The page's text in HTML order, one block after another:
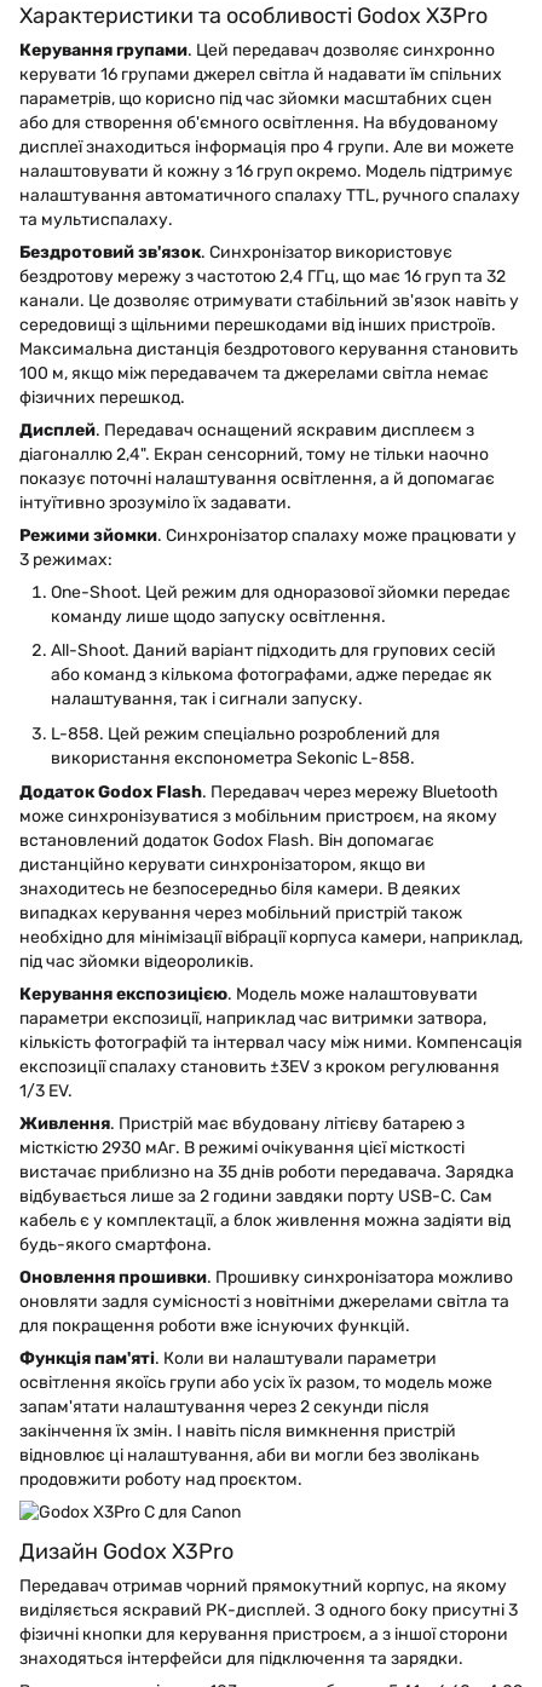
Характеристики та особливості Godox X3Pro
Керування групами. Цей передавач дозволяє синхронно
керувати 16 групами джерел світла й надавати їм спільних
параметрів, що корисно під час зйомки масштабних сцен
або для створення об'ємного освітлення. На вбудованому
дисплеї знаходиться інформація про 4 групи. Але ви можете
налаштовувати й кожну з 16 груп окремо. Модель підтримує
налаштування автоматичного спалаху TTL, ручного спалаху
та мультиспалаху.
Бездротовий зв'язок. Синхронізатор використовує
бездротову мережу з частотою 2,4 ГГц, що має 16 груп та 32
канали. Це дозволяє отримувати стабільний зв'язок навіть у
середовищі з щільними перешкодами від інших пристроїв.
Максимальна дистанція бездротового керування становить
100 м, якщо між передавачем та джерелами світла немає
фізичних перешкод.
Дисплей. Передавач оснащений яскравим дисплеєм з
діагоналлю 2,4". Екран сенсорний, тому не тільки наочно
показує поточні налаштування освітлення, а й допомагає
інтуїтивно зрозуміло їх задавати.
Режими зйомки. Синхронізатор спалаху може працювати у
3 режимах:
One-Shoot. Цей режим для одноразової зйомки передає
команду лише щодо запуску освітлення.
All-Shoot. Даний варіант підходить для групових сесій
або команд з кількома фотографами, адже передає як
налаштування, так і сигнали запуску.
L-858. Цей режим спеціально розроблений для
використання експонометра Sekonic L-858.
Додаток Godox Flash. Передавач через мережу Bluetooth
може синхронізуватися з мобільним пристроєм, на якому
встановлений додаток Godox Flash. Він допомагає
дистанційно керувати синхронізатором, якщо ви
знаходитесь не безпосередньо біля камери. В деяких
випадках керування через мобільний пристрій також
необхідно для мінімізації вібрації корпуса камери, наприклад,
під час зйомки відеороликів.
Керування експозицією. Модель може налаштовувати
параметри експозиції, наприклад час витримки затвора,
кількість фотографій та інтервал часу між ними. Компенсація
експозиції спалаху становить ±3EV з кроком регулювання
1/3 EV.
Живлення. Пристрій має вбудовану літієву батарею з
місткістю 2930 мАг. В режимі очікування цієї місткості
вистачає приблизно на 35 днів роботи передавача. Зарядка
відбувається лише за 2 години завдяки порту USB-C. Сам
кабель є у комплектації, а блок живлення можна задіяти від
будь-якого смартфона.
Оновлення прошивки. Прошивку синхронізатора можливо
оновляти задля сумісності з новітніми джерелами світла та
для покращення роботи вже існуючих функцій.
Функція пам'яті. Коли ви налаштували параметри
освітлення якоїсь групи або усіх їх разом, то модель може
запам'ятати налаштування через 2 секунди після
закінчення їх змін. І навіть після вимкнення пристрій
відновлює ці налаштування, аби ви могли без зволікань
продовжити роботу над проєктом.
Дизайн Godox X3Pro
Передавач отримав чорний прямокутний корпус, на якому
виділяється яскравий РК-дисплей. З одного боку присутні 3
фізичні кнопки для керування пристроєм, а з іншої сторони
знаходяться інтерфейси для підключення та зарядки.